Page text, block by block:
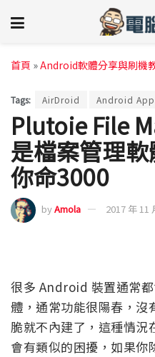
首頁 »Android軟體分享與刷機
Tags: AirDroid Android App
Plutoie File
是檔案管理
你命3000
byAmola 2017 年 11
很多 Android 裝置通常
體，通常功能很陽春，沒
脆就不內建了，這種情
會有類似的困擾，如果你